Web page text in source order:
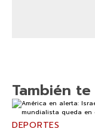
También
DEPORTES